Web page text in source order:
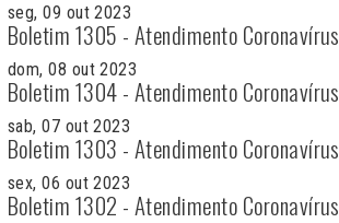
seg, 09 out 2023
Boletim 1305 - Atendimento Coronavírus
dom, 08 out 2023
Boletim 1304 - Atendimento Coronavírus
sab, 07 out 2023
Boletim 1303 - Atendimento Coronavírus
sex, 06 out 2023
Boletim 1302 - Atendimento Coronavírus